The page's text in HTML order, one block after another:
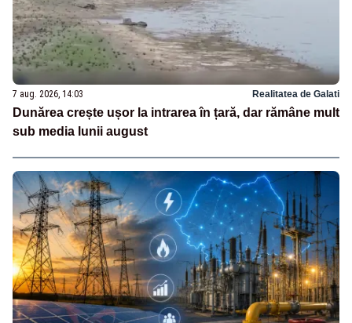
7 aug. 2026, 14:03 Realitatea de Galati
Dunărea crește ușor la intrarea în țară, dar rămâne mult
sub media lunii august